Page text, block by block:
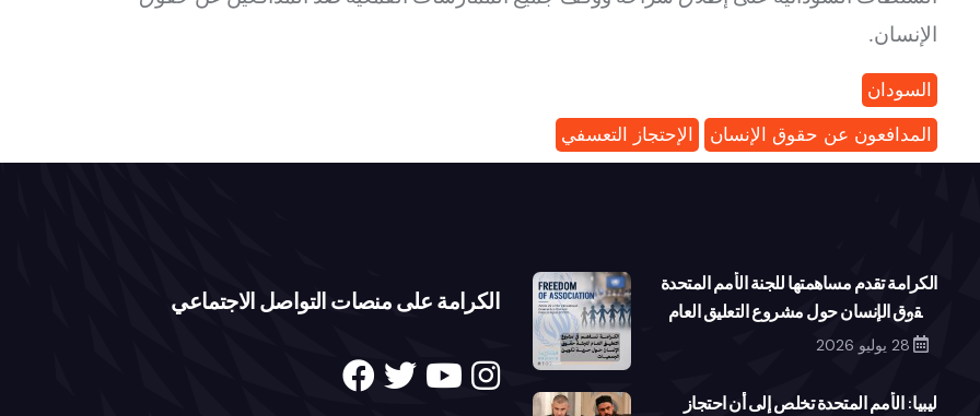
الإنسان.
السودان
الإحتجاز التعسفي
المدافعون عن حقوق الإنسان
الكرامة على منصات التواصل الاجتماعي
الكرامة تقدم مساهمتها للجنة الأمم المتحدة
لحقوق الإنسان حول مشروع التعليق العام
بشأن حرية تكوين الجمعيات
28 يوليو 2026
ليبيا: الأمم المتحدة تخلص إلى أن احتجاز